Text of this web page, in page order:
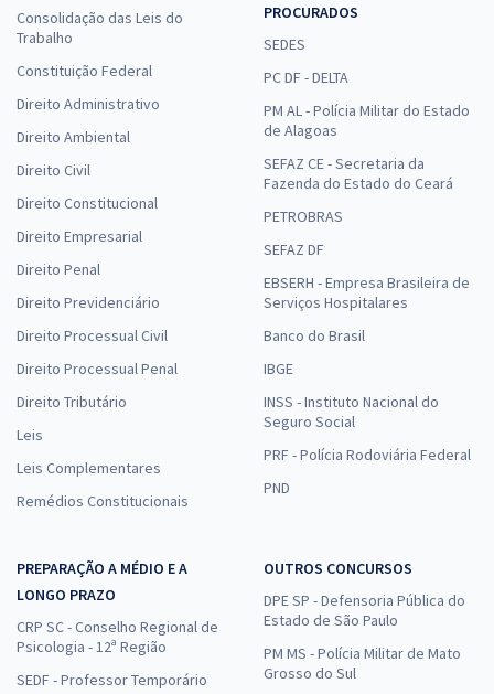
Consolidação das Leis do
Trabalho
Constituição Federal
Direito Administrativo
Direito Ambiental
Direito Civil
Direito Constitucional
Direito Empresarial
Direito Penal
Direito Previdenciário
Direito Processual Civil
Direito Processual Penal
Direito Tributário
Leis
Leis Complementares
Remédios Constitucionais
PROCURADOS
SEDES
PC DF - DELTA
PM AL - Polícia Militar do Estado
de Alagoas
SEFAZ CE - Secretaria da
Fazenda do Estado do Ceará
PETROBRAS
SEFAZ DF
EBSERH - Empresa Brasileira de
Serviços Hospitalares
Banco do Brasil
IBGE
INSS - Instituto Nacional do
Seguro Social
PRF - Polícia Rodoviária Federal
PND
PREPARAÇÃO A MÉDIO E A
LONGO PRAZO
CRP SC - Conselho Regional de
Psicologia - 12ª Região
SEDF - Professor Temporário
OUTROS CONCURSOS
DPE SP - Defensoria Pública do
Estado de São Paulo
PM MS - Polícia Militar de Mato
Grosso do Sul